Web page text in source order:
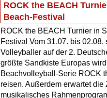
ROCK the BEACH
Beach-Festival
ROCK the BEACH Turnier in
Festival Vom 31.07. bis
Volleyballer auf der 2.
größte Sandkiste Europas
Beachvolleyball-Serie ROCK
reisen. Außerdem erwartet
musikalisches